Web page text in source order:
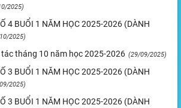
2025)
4 BUỔI 1 NĂM HỌC 2025-2026 (DÀNH
2025)
tháng 10 năm học 2025-2026 (29/09/2025)
3 BUỔI 1 NĂM HỌC 2025-2026 (DÀNH
2025)
3 BUỔI 1 NĂM HỌC 2025-2026 (DÀNH